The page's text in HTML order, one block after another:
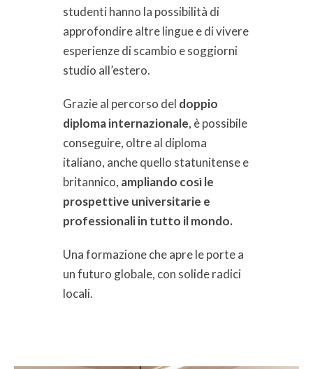
studenti hanno la possibilità di
approfondire altre lingue e di vivere
esperienze di scambio e soggiorni
studio all’estero.
Grazie al percorso del doppio
diploma internazionale, è possibile
conseguire, oltre al diploma
italiano, anche quello statunitense e
britannico, ampliando così le
prospettive universitarie e
professionali in tutto il mondo.
Una formazione che apre le porte a
un futuro globale, con solide radici
locali.